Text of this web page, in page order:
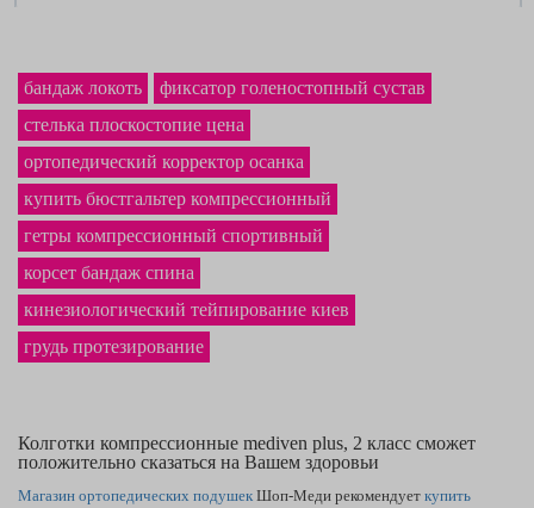
бандаж локоть
фиксатор голеностопный сустав
стелька плоскостопие цена
ортопедический корректор осанка
купить бюстгальтер компрессионный
гетры компрессионный спортивный
корсет бандаж спина
кинезиологический тейпирование киев
грудь протезирование
Колготки компрессионные mediven plus, 2 класс сможет
положительно сказаться на Вашем здоровьи
Магазин ортопедических подушек Шоп-Меди рекомендует купить